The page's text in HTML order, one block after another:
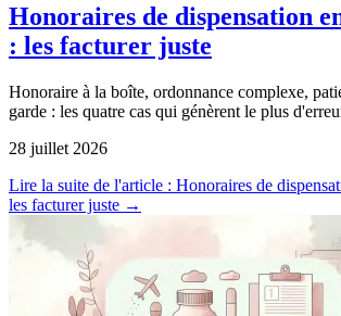
Honoraires de dispensation
: les facturer juste
Honoraire à la boîte, ordonnance complexe,
garde : les quatre cas qui génèrent le plus
28 juillet 2026
Lire la suite de l'article : Honoraires de
les facturer juste →